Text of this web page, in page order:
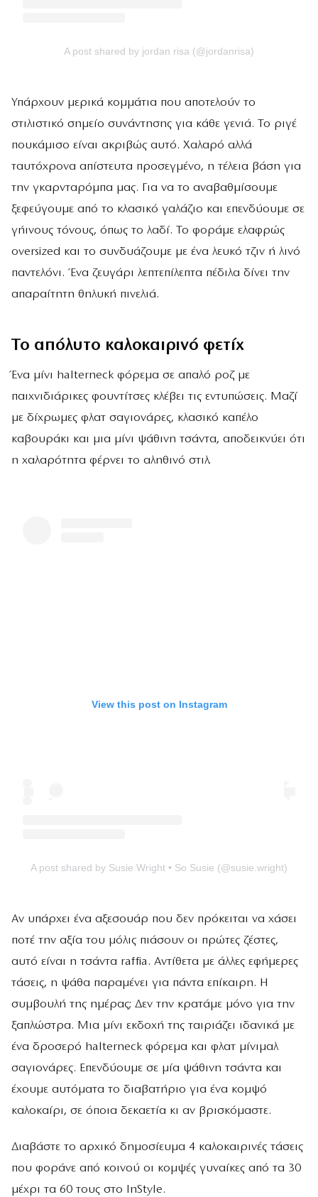
A post shared by jordan risa (@jordanrisa)
Υπάρχουν μερικά κομμάτια που αποτελούν το
στιλιστικό σημείο συνάντησης για κάθε γενιά. Το ριγέ
πουκάμισο είναι ακριβώς αυτό. Χαλαρό αλλά
ταυτόχρονα απίστευτα προσεγμένο, η τέλεια βάση για
την γκαρνταρόμπα μας. Για να το αναβαθμίσουμε
ξεφεύγουμε από το κλασικό γαλάζιο και επενδύουμε σε
γήινους τόνους, όπως το λαδί. Το φοράμε ελαφρώς
oversized και το συνδυάζουμε με ένα λευκό τζιν ή λινό
παντελόνι. Ένα ζευγάρι λεπτεπίλεπτα πέδιλα δίνει την
απαραίτητη θηλυκή πινελιά.
Το απόλυτο καλοκαιρινό φετίχ
Ένα μίνι halterneck φόρεμα σε απαλό ροζ με
παιχνιδιάρικες φουντίτσες κλέβει τις εντυπώσεις. Μαζί
με δίχρωμες φλατ σαγιονάρες, κλασικό καπέλο
καβουράκι και μια μίνι ψάθινη τσάντα, αποδεικνύει ότι
η χαλαρότητα φέρνει το αληθινό στιλ.
View this post on Instagram
A post shared by Susie Wright • So Susie (@susie.wright)
Αν υπάρχει ένα αξεσουάρ που δεν πρόκειται να χάσει
ποτέ την αξία του μόλις πιάσουν οι πρώτες ζέστες,
αυτό είναι η τσάντα raffia. Αντίθετα με άλλες εφήμερες
τάσεις, η ψάθα παραμένει για πάντα επίκαιρη. Η
συμβουλή της ημέρας; Δεν την κρατάμε μόνο για την
ξαπλώστρα. Μια μίνι εκδοχή της ταιριάζει ιδανικά με
ένα δροσερό halterneck φόρεμα και φλατ μίνιμαλ
σαγιονάρες. Επενδύουμε σε μία ψάθινη τσάντα και
έχουμε αυτόματα το διαβατήριο για ένα κομψό
καλοκαίρι, σε όποια δεκαετία κι αν βρισκόμαστε.
Διαβάστε το αρχικό δημοσίευμα 4 καλοκαιρινές τάσεις
που φοράνε από κοινού οι κομψές γυναίκες από τα 30
μέχρι τα 60 τους στο InStyle.